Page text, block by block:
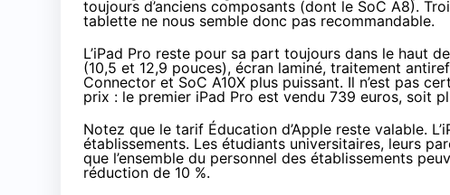
toujours d’anciens composants (dont le SoC A8).
tablette ne nous semble donc pas recommandable.
L’iPad Pro reste pour sa part toujours dans le haut
(10,5 et 12,9 pouces), écran laminé, traitement
Connector et SoC A10X plus puissant. Il n’est pas
prix : le premier iPad Pro est vendu 739 euros, soit
Notez que le tarif Éducation d’Apple reste valable.
établissements. Les étudiants universitaires, leurs
que l’ensemble du personnel des établissements
réduction de 10 %.